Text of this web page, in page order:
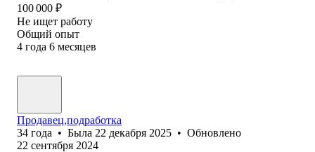
100 000 ₽
Не ищет работу
Общий опыт
4 года 6 месяцев
Продавец,подработка
34 года • Была 22 декабря 2025 • Обновлено
22 сентября 2024